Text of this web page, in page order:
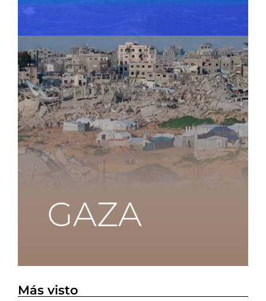
Más visto